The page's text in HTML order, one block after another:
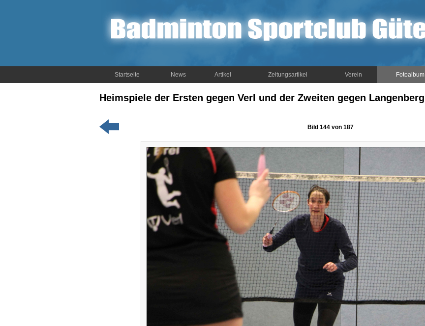
Startseite News Artikel Zeitungsartikel Verein Fotoalbum
Heimspiele der Ersten gegen Verl und der Zweiten gegen Langenberg
Bild 144 von 187